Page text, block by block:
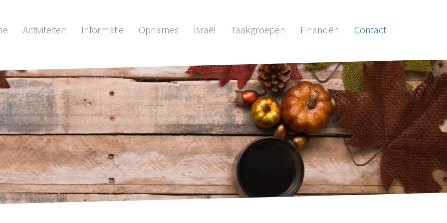
Activiteiten Informatie Opnames Israël Taakgroepen Financiën Contact